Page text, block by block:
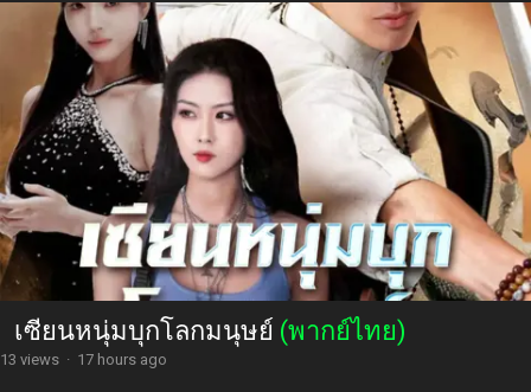
เซียนหนุ่มบุกโลกมนุษย์ (พากย์ไทย)
13 views · 17 hours ago